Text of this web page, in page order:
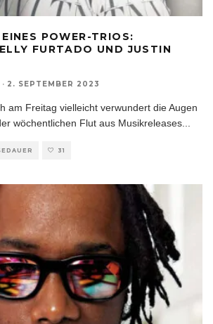
POWER-TRIOS:
FURTADO UND JUSTIN
· 2. SEPTEMBER 2023
am Freitag vielleicht verwundert die Augen
wöchentlichen Flut aus Musikreleases
31